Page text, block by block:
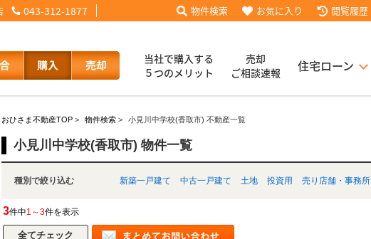
043-312-1877 物件検索 お気に入り 閲覧履歴
当社で購入する
５つのメリット
売却
ご相談速報
住宅ローン
ローン裏話【買主会員限定】
スタッフブログ お客様の声
良法人2025 採用情報
来店予約 査定依頼
おひさま不動産TOP > 物件検索 > 小見川中学校(香取市) 不動産一覧
小見川中学校(香取市) 物件一覧
種別で絞り込む 新築一戸建て 中古一戸建て 土地 投資用 売り店舗・事務所
3件中1～3件を表示